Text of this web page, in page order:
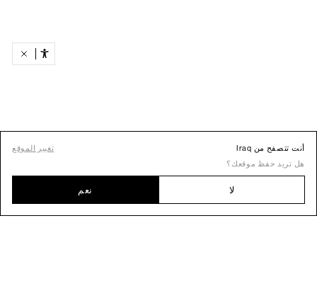
أنت تتصفح من Iraq
تغيير الموقع
هل تريد حفظ موقعك؟
لا نعم